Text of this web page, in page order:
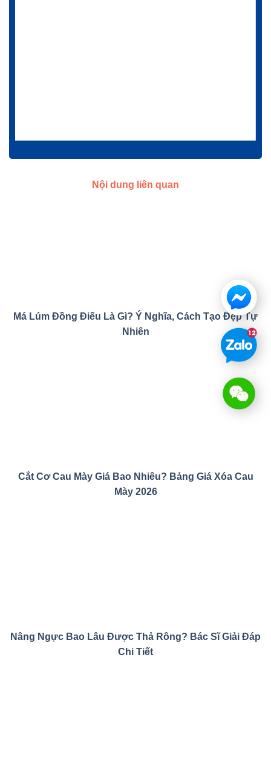
Nội dung liên quan
Má Lúm Đồng Điếu Là Gì? Ý Nghĩa, Cách Tạo Đẹp Tự
Nhiên
Cắt Cơ Cau Mày Giá Bao Nhiêu? Bảng Giá Xóa Cau
Mày 2026
Nâng Ngực Bao Lâu Được Thả Rông? Bác Sĩ Giải Đáp
Chi Tiết